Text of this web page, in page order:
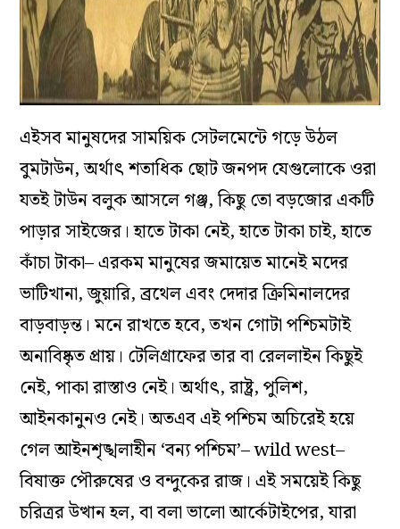
এইসব মানুষদের সাময়িক সেটলমেন্টে গড়ে উঠল
বুমটাউন, অর্থাৎ শতাধিক ছোট জনপদ যেগুলোকে ওরা
যতই টাউন বলুক আসলে গঞ্জ, কিছু তো বড়জোর একটি
পাড়ার সাইজের। হাতে টাকা নেই, হাতে টাকা চাই, হাতে
কাঁচা টাকা– এরকম মানুষের জমায়েত মানেই মদের
ভাটিখানা, জুয়ারি, ব্রথেল এবং দেদার ক্রিমিনালদের
বাড়বাড়ন্ত। মনে রাখতে হবে, তখন গোটা পশ্চিমটাই
অনাবিষ্কৃত প্রায়। টেলিগ্রাফের তার বা রেললাইন কিছুই
নেই, পাকা রাস্তাও নেই। অর্থাৎ, রাষ্ট্র, পুলিশ,
আইনকানুনও নেই। অতএব এই পশ্চিম অচিরেই হয়ে
গেল আইনশৃঙ্খলাহীন‘বন্য পশ্চিম’–wild west–
বিষাক্ত পৌরুষের ও বন্দুকের রাজ। এই সময়েই কিছু
চরিত্রর উত্থান হল, বা বলা ভালো আর্কেটাইপের, যারা